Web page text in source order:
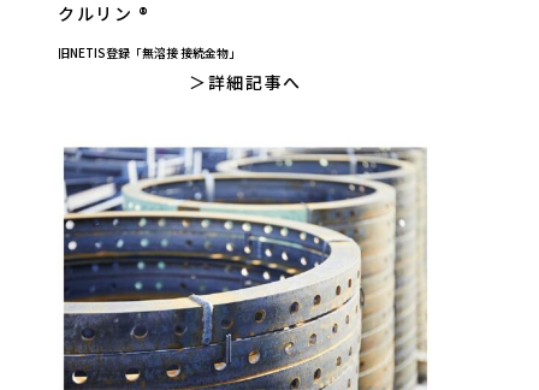
クルリン ®
旧NETIS登録「無溶接 接続金物」
詳細記事へ